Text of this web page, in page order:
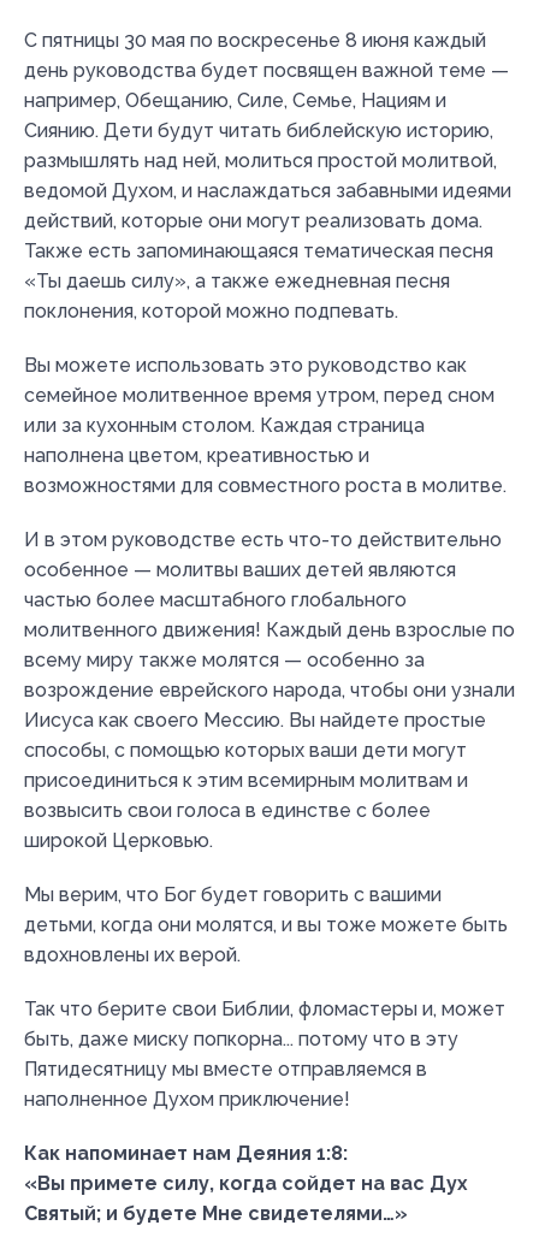
С пятницы 30 мая по воскресенье 8 июня каждый
день руководства будет посвящен важной теме —
например, Обещанию, Силе, Семье, Нациям и
Сиянию. Дети будут читать библейскую историю,
размышлять над ней, молиться простой молитвой,
ведомой Духом, и наслаждаться забавными идеями
действий, которые они могут реализовать дома.
Также есть запоминающаяся тематическая песня
«Ты даешь силу», а также ежедневная песня
поклонения, которой можно подпевать.
Вы можете использовать это руководство как
семейное молитвенное время утром, перед сном
или за кухонным столом. Каждая страница
наполнена цветом, креативностью и
возможностями для совместного роста в молитве.
И в этом руководстве есть что-то действительно
особенное — молитвы ваших детей являются
частью более масштабного глобального
молитвенного движения! Каждый день взрослые по
всему миру также молятся — особенно за
возрождение еврейского народа, чтобы они узнали
Иисуса как своего Мессию. Вы найдете простые
способы, с помощью которых ваши дети могут
присоединиться к этим всемирным молитвам и
возвысить свои голоса в единстве с более
широкой Церковью.
Мы верим, что Бог будет говорить с вашими
детьми, когда они молятся, и вы тоже можете быть
вдохновлены их верой.
Так что берите свои Библии, фломастеры и, может
быть, даже миску попкорна... потому что в эту
Пятидесятницу мы вместе отправляемся в
наполненное Духом приключение!
Как напоминает нам Деяния 1:8:
«Вы примете силу, когда сойдет на вас Дух
Святый; и будете Мне свидетелями…»